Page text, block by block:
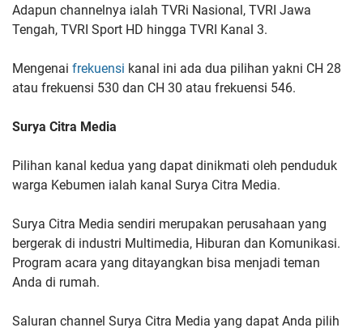
Adapun channelnya ialah TVRi Nasional, TVRI Jawa
Tengah, TVRI Sport HD hingga TVRI Kanal 3.
Mengenai frekuensi kanal ini ada dua pilihan yakni CH 28
atau frekuensi 530 dan CH 30 atau frekuensi 546.
Surya Citra Media
Pilihan kanal kedua yang dapat dinikmati oleh penduduk
warga Kebumen ialah kanal Surya Citra Media.
Surya Citra Media sendiri merupakan perusahaan yang
bergerak di industri Multimedia, Hiburan dan Komunikasi.
Program acara yang ditayangkan bisa menjadi teman
Anda di rumah.
Saluran channel Surya Citra Media yang dapat Anda pilih